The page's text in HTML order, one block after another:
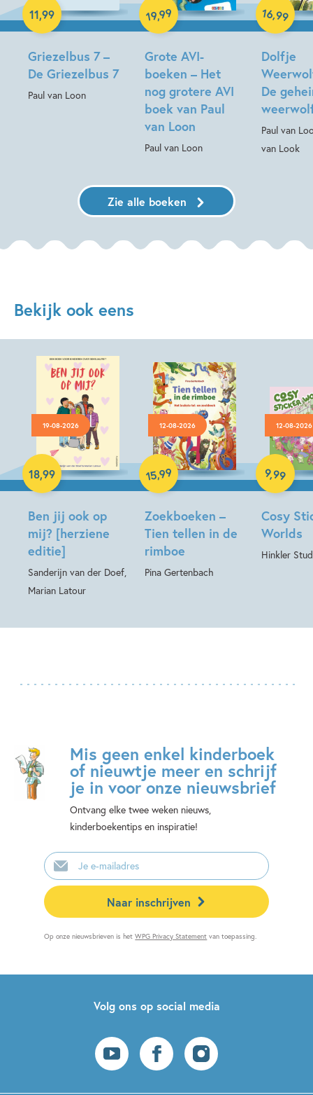
Griezelbus 7 –
De Griezelbus 7
Paul van Loon
11,99
Grote AVI-
boeken – Het
nog grotere AVI
boek van Paul
van Loon
Paul van Loon
19,99
Hardcover
Dolfje
De
Paul van
van Look
16,99
Hardcover
Zie alle boeken
Bekijk ook eens
19-08-2026
Ben jij ook op
mij? [herziene
editie]
Sanderijn van der Doef,
Marian Latour
18,99
Hardcover
12-08-2026
Zoekboeken –
Tien tellen in de
rimboe
Pina Gertenbach
15,99
Hardcover
12-08-2026
Cosy
Worlds
Hinkler
9,99
Paperback
Mis geen enkel kinderboek
of nieuwtje meer en schrijf
je in voor onze nieuwsbrief
Ontvang elke twee weken nieuws,
kinderboekentips en inspiratie!
E-
mailadres
Naar inschrijven
Op onze nieuwsbrieven is hetWPG Privacy Statement van toepassing.
Volg ons op social media